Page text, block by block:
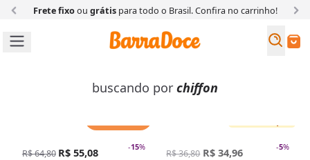
Frete fixoou grátispara todo o Brasil. Confira no carrinho!
Buscar
buscando porchiffon
-15%
R$ 64,80 R$ 55,08 -5%
R$ 36,80 R$ 34,96